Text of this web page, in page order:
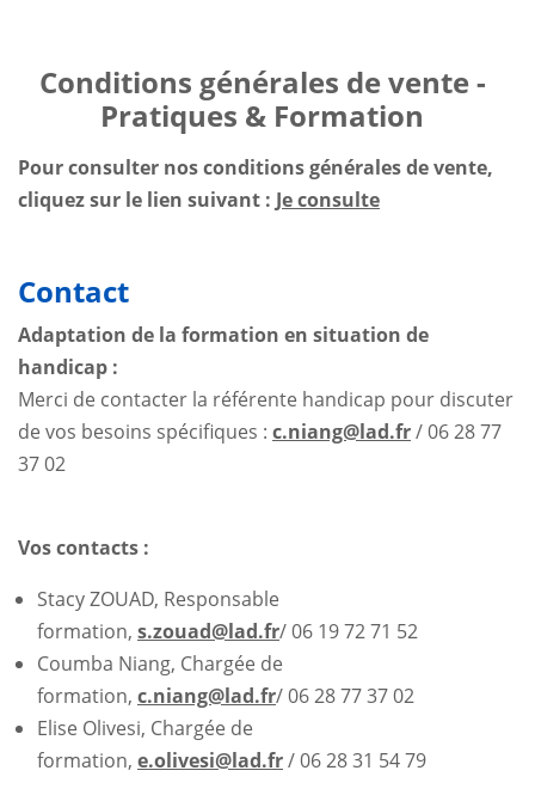
Conditions générales de vente -
Pratiques & Formation
Pour consulter nos conditions générales de vente,
cliquez sur le lien suivant : Je consulte
Contact
Adaptation de la formation en situation de
handicap :
Merci de contacter la référente handicap pour discuter
de vos besoins spécifiques : c.niang@lad.fr/ 06 28 77
37 02
Vos contacts :
Stacy ZOUAD, Responsable
formation, s.zouad@lad.fr/ 06 19 72 71 52
Coumba Niang, Chargée de
formation, c.niang@lad.fr/ 06 28 77 37 02
Elise Olivesi, Chargée de
formation, e.olivesi@lad.fr/ 06 28 31 54 79